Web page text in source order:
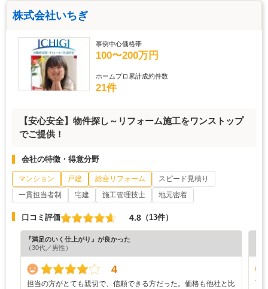
株式会社いちぎ
事例中心価格帯
100〜200万円
ホームプロ累計成約件数
21件
【安心安全】物件探し～リフォーム施工をワンストップ
でご提供！
会社の特徴・得意分野
マンション 戸建 総合リフォーム
スピード見積り
一貫担当者制
宅建 施工管理技士 地元密着
口コミ評価 4.8 （13件）
『満足のいく仕上がり』が良かった
（30代／男性）
4
担当の方がとても親切で、信頼できる方だった。価格も他社と比
丁